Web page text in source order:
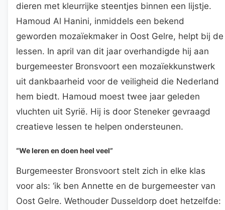
dieren met kleurrijke steentjes binnen een lijstje.
Hamoud Al Hanini, inmiddels een bekend
geworden mozaïekmaker in Oost Gelre, helpt bij de
lessen. In april van dit jaar overhandigde hij aan
burgemeester Bronsvoort een mozaïekkunstwerk
uit dankbaarheid voor de veiligheid die Nederland
hem biedt. Hamoud moest twee jaar geleden
vluchten uit Syrië. Hij is door Steneker gevraagd
creatieve lessen te helpen ondersteunen.
“We leren en doen heel veel”
Burgemeester Bronsvoort stelt zich in elke klas
voor als: ‘ik ben Annette en de burgemeester van
Oost Gelre. Wethouder Dusseldorp doet hetzelfde: